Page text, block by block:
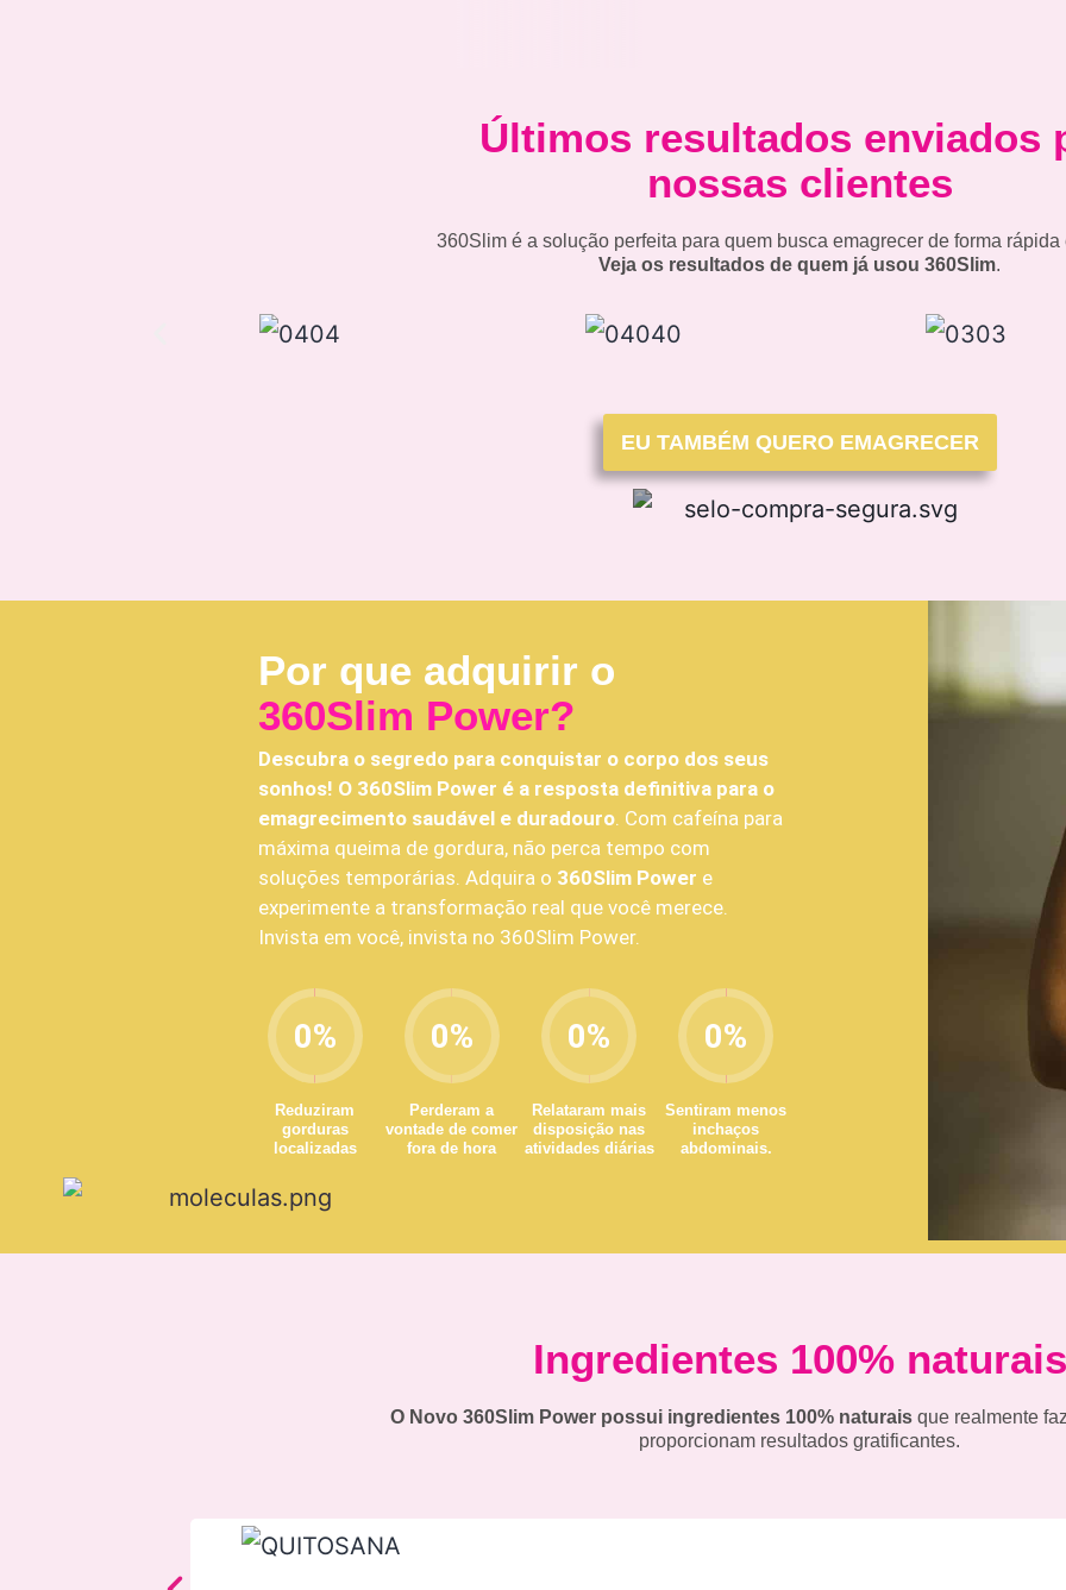
Últimos resultados enviados
nossas clientes
360Slim é a solução perfeita para quem busca emagrecer de forma rápida
Veja os resultados de quem já usou 360Slim.
EU TAMBÉM QUERO EMAGRECER
Por que adquirir o
360Slim Power?
Descubra o segredo para conquistar o corpo dos seus
sonhos! O 360Slim Power é a resposta definitiva para o
emagrecimento saudável e duradouro . Com cafeína para
máxima queima de gordura, não perca tempo com
soluções temporárias. Adquira o 360Slim Power e
experimente a transformação real que você merece.
Invista em você, invista no 360Slim Power.
0%
Reduziram
gorduras
localizadas
0%
Perderam a
vontade de comer
fora de hora
0%
Relataram mais
disposição nas
atividades diárias
0%
Sentiram menos
inchaços
abdominais.
Ingredientes 100% naturais
O Novo 360Slim Power possui ingredientes 100% naturais que realmente
proporcionam resultados gratificantes.